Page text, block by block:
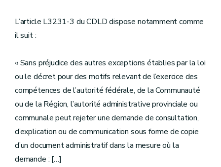
L’article L3231-3 du CDLD dispose notamment comme
il suit :
« Sans préjudice des autres exceptions établies par la loi
ou le décret pour des motifs relevant de l’exercice des
compétences de l’autorité fédérale, de la Communauté
ou de la Région, l’autorité administrative provinciale ou
communale peut rejeter une demande de consultation,
d’explication ou de communication sous forme de copie
d’un document administratif dans la mesure où la
demande : […]